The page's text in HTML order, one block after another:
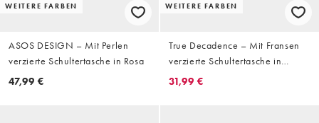
WEITERE FARBEN
ASOS DESIGN – Mit Perlen
verzierte Schultertasche in Rosa
47,99 €
WEITERE FARBEN
True Decadence – Mit Fransen
verzierte Schultertasche in
Petrolblau
31,99 €